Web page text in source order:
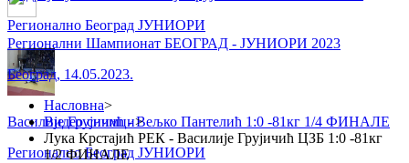
Регионално Београд ЈУНИОРИ
Василије Грујичић - Вељко Пантелић 1:0 -81кг 1/4 ФИНАЛЕ
Регионално Београд ЈУНИОРИ
Регионални Шампионат БЕОГРАД - ЈУНИОРИ 2023
Београд, 14.05.2023.
Насловна>
Видео снимци>
Лука Крстајић РЕК - Василије Грујичић ЦЗБ 1:0 -81кг
1/2 ФИНАЛЕ